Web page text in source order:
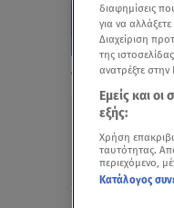
Σύλληψη
διαφημίσεις
για να
Διαχείριση
της
ανατρέξτε
Εμείς και
εξής:
Χρήση
ταυτότητας.
περιεχόμενο,
Κατάλογος